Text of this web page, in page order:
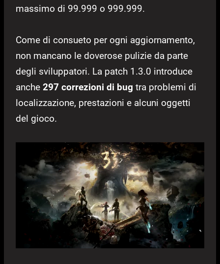
massimo di 99.999 o 999.999.
Come di consueto per ogni aggiornamento,
non mancano le doverose pulizie da parte
degli sviluppatori. La patch 1.3.0 introduce
anche 297 correzioni di bug tra problemi di
localizzazione, prestazioni e alcuni oggetti
del gioco.